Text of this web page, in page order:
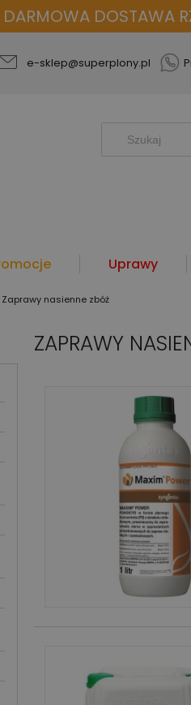
DOSTAWA
e-sklep@superplony.pl
Uprawy
Zaprawy nasienne zbóż
ZAPRAWY